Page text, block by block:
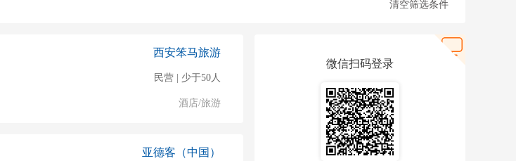
清空筛选条件
西安笨马旅游
民营 | 少于50人
酒店/旅游
亚德客（中国）
微信扫码登录